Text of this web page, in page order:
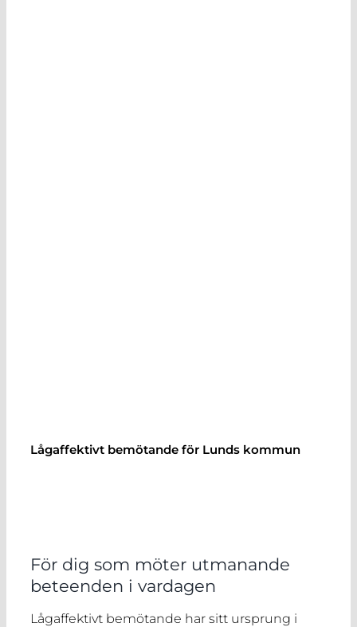
Lågaffektivt bemötande för Lunds kommun
För dig som möter utmanande
beteenden i vardagen
Lågaffektivt bemötande har sitt ursprung i